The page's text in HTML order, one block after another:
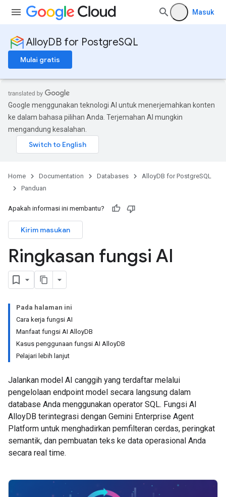
Masuk
AlloyDB for PostgreSQL
Mulai gratis
Google menggunakan teknologi AI untuk menerjemahkan konten
ke dalam bahasa pilihan Anda. Terjemahan AI mungkin
mengandung kesalahan.
Home Documentation Databases
AlloyDB for PostgreSQL
Panduan
Apakah informasi ini membantu?
Kirim masukan
Ringkasan fungsi AI
Pada halaman ini
Cara kerja fungsi AI
Manfaat fungsi AI AlloyDB
Kasus penggunaan fungsi AI AlloyDB
Pelajari lebih lanjut
Jalankan model AI canggih yang terdaftar melalui
pengelolaan endpoint model secara langsung dalam
database Anda menggunakan operator SQL. Fungsi AI
AlloyDB terintegrasi dengan Gemini Enterprise Agent
Platform untuk menghadirkan pemfilteran cerdas, peringkat
semantik, dan pembuatan teks ke data operasional Anda
secara real time.